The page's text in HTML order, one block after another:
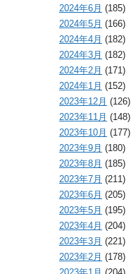
2024年6月 (185)
2024年5月 (166)
2024年4月 (182)
2024年3月 (182)
2024年2月 (171)
2024年1月 (152)
2023年12月 (126)
2023年11月 (148)
2023年10月 (177)
2023年9月 (180)
2023年8月 (185)
2023年7月 (211)
2023年6月 (205)
2023年5月 (195)
2023年4月 (204)
2023年3月 (221)
2023年2月 (178)